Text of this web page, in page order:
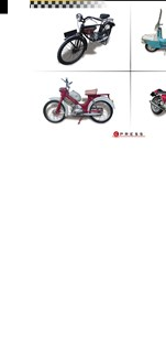
Do košíku